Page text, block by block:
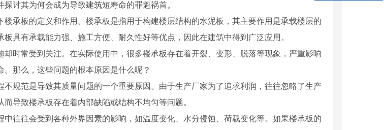
讨其为何会成为导致建筑短寿命的罪魁祸首。
楼承板的定义和作用。楼承板是指用于构建楼层结构的水泥板，其主要作用是承载楼层的
具有承载能力强、施工方便、耐久性好等优点，因此在建筑中得到广泛应用。
却时常受到关注。在实际使用中，很多楼承板存在着开裂、变形、脱落等现象，严重影响
。那么，这些问题的根本原因是什么呢？
不规范是导致其质量问题的一个重要原因。由于生产厂家为了追求利润，往往忽略了生产
导致楼承板存在着内部缺陷或结构不均匀等问题。
中往往会受到各种外界因素的影响，如温度变化、水分侵蚀、荷载变化等。如果楼承板的